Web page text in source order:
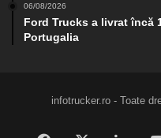
06/08/2026
Ford Trucks a livrat încă
Portugalia
infotrucker.ro - Toate